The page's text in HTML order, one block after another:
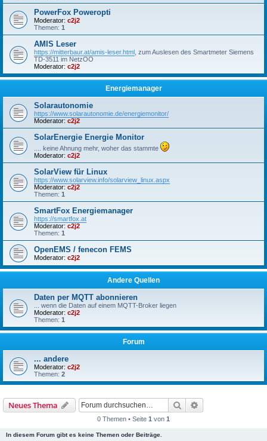
PowerFox Poweropti
Moderator: c2j2
Themen: 1
AMIS Leser
https://mitterbaur.at/amis-leser.html , zum Auslesen des Smartmeter Siemens
TD-3511 im NetzOÖ
Moderator: c2j2
Energiemanager
Solarautonomie
https://www.solarautonomie.de/energiemonitor/
Moderator: c2j2
SolarEnergie Energie Monitor
.... keine Ahnung mehr, woher das stammte
Moderator: c2j2
SolarView für Linux
https://www.solarview.info/solarview_linux.aspx
Moderator: c2j2
Themen: 1
SmartFox Energiemanager
https://smartfox.at
Moderator: c2j2
Themen: 1
OpenEMS / fenecon FEMS
Moderator: c2j2
Andere Quellen
Daten per MQTT abonnieren
... wenn die Daten auf einem MQTT-Broker liegen
Moderator: c2j2
Themen: 1
Forum
... andere
Moderator: c2j2
Themen: 2
Neues Thema Suche
0 Themen • Seite 1 von 1
In diesem Forum gibt es keine Themen oder Beiträge.